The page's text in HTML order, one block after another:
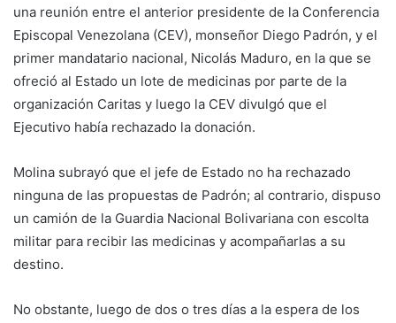
una reunión entre el anterior presidente de la Conferencia
Episcopal Venezolana (CEV), monseñor Diego Padrón, y el
primer mandatario nacional, Nicolás Maduro, en la que se
ofreció al Estado un lote de medicinas por parte de la
organización Caritas y luego la CEV divulgó que el
Ejecutivo había rechazado la donación.
Molina subrayó que el jefe de Estado no ha rechazado
ninguna de las propuestas de Padrón; al contrario, dispuso
un camión de la Guardia Nacional Bolivariana con escolta
militar para recibir las medicinas y acompañarlas a su
destino.
No obstante, luego de dos o tres días a la espera de los